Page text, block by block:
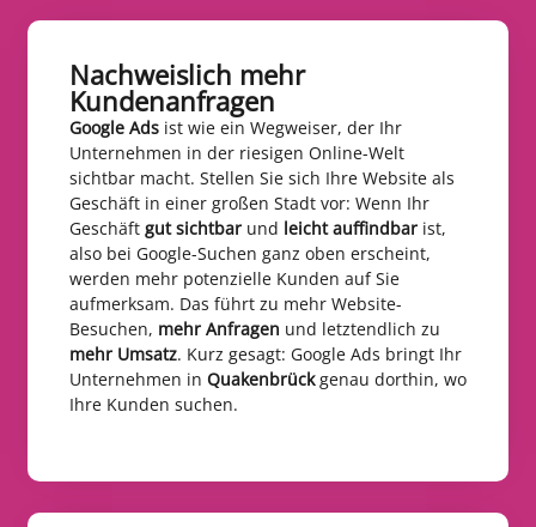
Nachweislich mehr
Kundenanfragen​
Google Ads ist wie ein Wegweiser, der Ihr
Unternehmen in der riesigen Online-Welt
sichtbar macht. Stellen Sie sich Ihre Website als
Geschäft in einer großen Stadt vor: Wenn Ihr
Geschäft gut sichtbar und leicht auffindbar ist,
also bei Google-Suchen ganz oben erscheint,
werden mehr potenzielle Kunden auf Sie
aufmerksam. Das führt zu mehr Website-
Besuchen, mehr Anfragen und letztendlich zu
mehr Umsatz. Kurz gesagt: Google Ads bringt Ihr
Unternehmen in Quakenbrückgenau dorthin, wo
Ihre Kunden suchen.